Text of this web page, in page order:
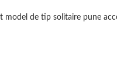
model de tip solitaire pune